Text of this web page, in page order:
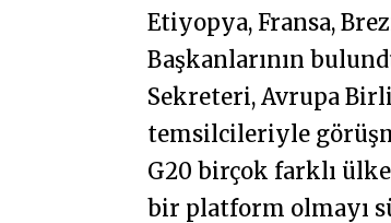
Etiyopya, Fransa,
Başkanlarının
Sekreteri, Avrupa
temsilcileriyle
G20 birçok farklı
bir platform olmayı